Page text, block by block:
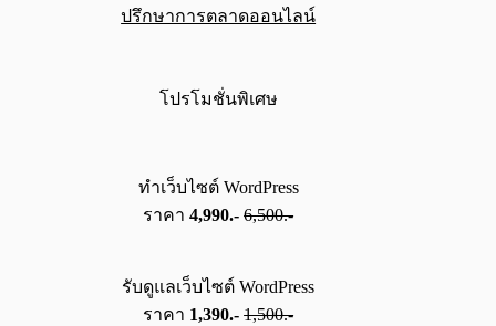
ปรึกษาการตลาดออนไลน์
โปรโมชั่นพิเศษ
ทำเว็บไซต์ WordPress
ราคา4,990.- 6,500.-
รับดูแลเว็บไซต์ WordPress
ราคา 1,390.- 1,500.-